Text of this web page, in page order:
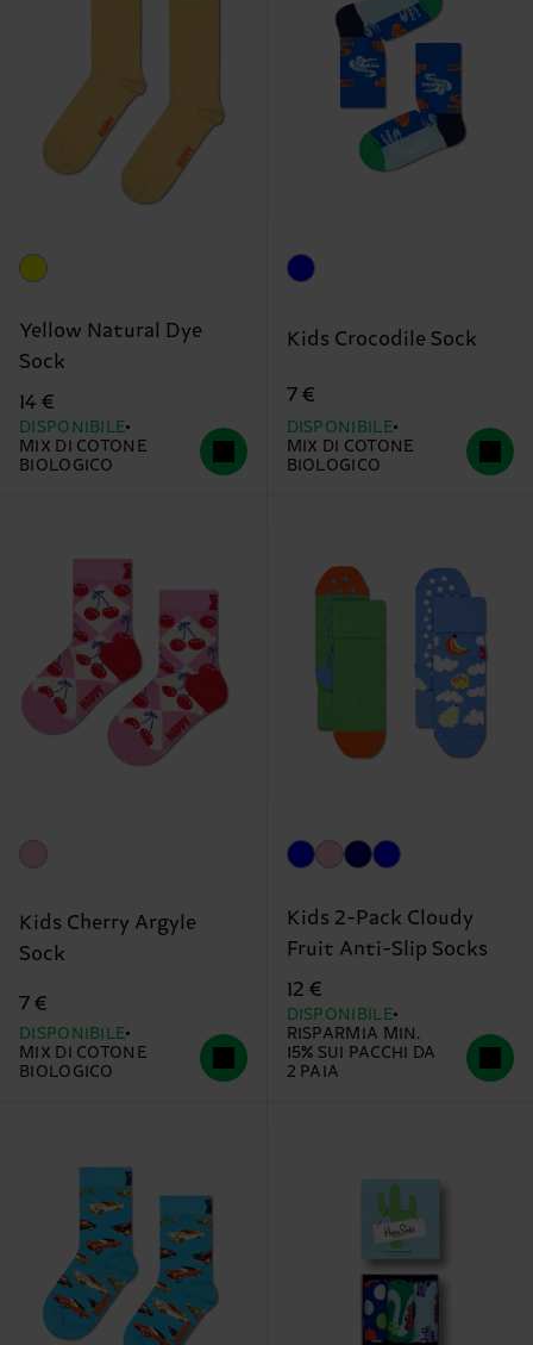
Yellow Natural Dye
Sock
14 €
DISPONIBILE
MIX DI COTONE
BIOLOGICO
Kids Crocodile Sock
7 €
DISPONIBILE
MIX DI COTONE
BIOLOGICO
Kids Cherry Argyle
Sock
7 €
DISPONIBILE
MIX DI COTONE
BIOLOGICO
Kids 2-Pack Cloudy
Fruit Anti-Slip Socks
12 €
DISPONIBILE
RISPARMIA MIN.
15% SUI PACCHI DA
2 PAIA